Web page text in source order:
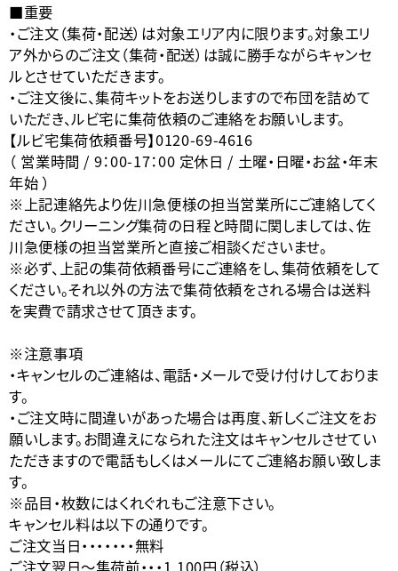
■重要
・ご注文（集荷・配送）は対象エリア内に限ります。対象エリ
ア外からのご注文（集荷・配送）は誠に勝手ながらキャンセ
ルとさせていただきます。
・ご注文後に、集荷キットをお送りしますので布団を詰めて
いただき、ルビ宅に集荷依頼のご連絡をお願いします。
【ルビ宅集荷依頼番号】0120-69-4616
（ 営業時間 / 9：00-17：00 定休日 / 土曜・日曜・お盆・年末
年始 ）
※上記連絡先より佐川急便様の担当営業所にご連絡してく
ださい。クリーニング集荷の日程と時間に関しましては、佐
川急便様の担当営業所と直接ご相談くださいませ。
※必ず、上記の集荷依頼番号にご連絡をし、集荷依頼をして
ください。それ以外の方法で集荷依頼をされる場合は送料
を実費で請求させて頂きます。
※注意事項
・キャンセルのご連絡は、電話・メールで受け付けしておりま
す。
・ご注文時に間違いがあった場合は再度、新しくご注文をお
願いします。お間違えになられた注文はキャンセルさせてい
ただきますので電話もしくはメールにてご連絡お願い致しま
す。
※品目・枚数にはくれぐれもご注意下さい。
キャンセル料は以下の通りです。
ご注文当日・・・・・・・無料